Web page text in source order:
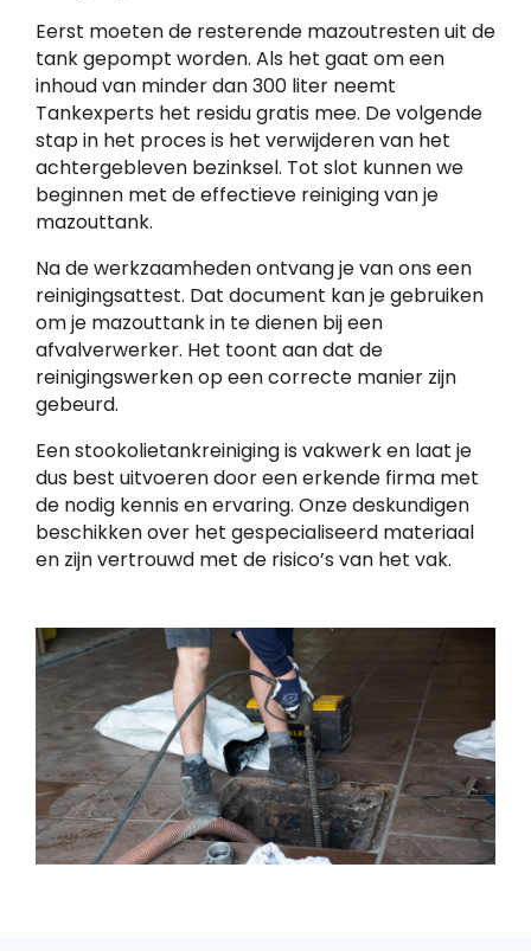
Eerst moeten de resterende mazoutresten uit de
tank gepompt worden. Als het gaat om een
inhoud van minder dan 300 liter neemt
Tankexperts het residu gratis mee. De volgende
stap in het proces is het verwijderen van het
achtergebleven bezinksel. Tot slot kunnen we
beginnen met de effectieve reiniging van je
mazouttank.
Na de werkzaamheden ontvang je van ons een
reinigingsattest. Dat document kan je gebruiken
om je mazouttank in te dienen bij een
afvalverwerker. Het toont aan dat de
reinigingswerken op een correcte manier zijn
gebeurd.
Een stookolietankreiniging is vakwerk en laat je
dus best uitvoeren door een erkende firma met
de nodig kennis en ervaring. Onze deskundigen
beschikken over het gespecialiseerd materiaal
en zijn vertrouwd met de risico’s van het vak.